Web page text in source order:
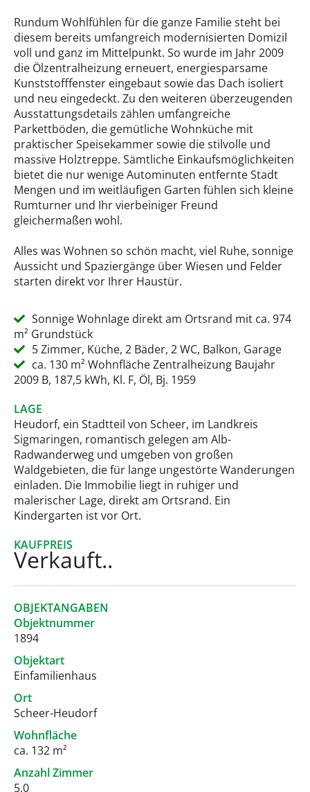
Rundum Wohlfühlen für die ganze Familie steht bei
diesem bereits umfangreich modernisierten Domizil
voll und ganz im Mittelpunkt. So wurde im Jahr 2009
die Ölzentralheizung erneuert, energiesparsame
Kunststofffenster eingebaut sowie das Dach isoliert
und neu eingedeckt. Zu den weiteren überzeugenden
Ausstattungsdetails zählen umfangreiche
Parkettböden, die gemütliche Wohnküche mit
praktischer Speisekammer sowie die stilvolle und
massive Holztreppe. Sämtliche Einkaufsmöglichkeiten
bietet die nur wenige Autominuten entfernte Stadt
Mengen und im weitläufigen Garten fühlen sich kleine
Rumturner und Ihr vierbeiniger Freund
gleichermaßen wohl.
Alles was Wohnen so schön macht, viel Ruhe, sonnige
Aussicht und Spaziergänge über Wiesen und Felder
starten direkt vor Ihrer Haustür.
Sonnige Wohnlage direkt am Ortsrand mit ca. 974
m² Grundstück
5 Zimmer, Küche, 2 Bäder, 2 WC, Balkon, Garage
ca. 130 m² Wohnfläche Zentralheizung Baujahr
2009 B, 187,5 kWh, Kl. F, Öl, Bj. 1959
LAGE
Heudorf, ein Stadtteil von Scheer, im Landkreis
Sigmaringen, romantisch gelegen am Alb-
Radwanderweg und umgeben von großen
Waldgebieten, die für lange ungestörte Wanderungen
einladen. Die Immobilie liegt in ruhiger und
malerischer Lage, direkt am Ortsrand. Ein
Kindergarten ist vor Ort.
KAUFPREIS
Verkauft..
OBJEKTANGABEN
Objektnummer
1894
Objektart
Einfamilienhaus
Ort
Scheer-Heudorf
Wohnfläche
ca. 132 m²
Anzahl Zimmer
5,0